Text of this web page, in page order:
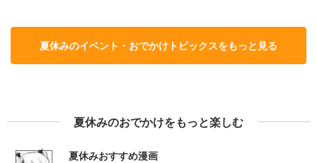
夏休みのイベント・おでかけトピックスをもっと見る
夏休みのおでかけをもっと楽しむ
夏休みおすすめ漫画